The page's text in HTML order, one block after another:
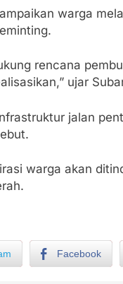
warga
rencana
ujar
jalan
warga akan
Facebook
Komisioner
Jadi